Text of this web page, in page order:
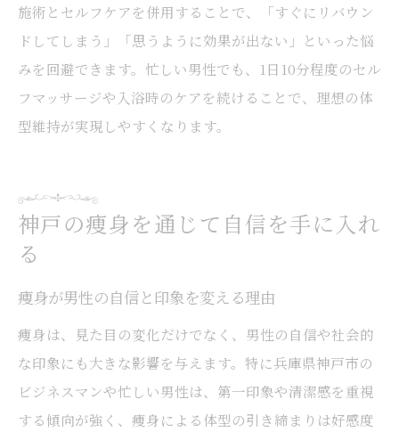
施術とセルフケアを併用することで、「すぐにリバウン
ドしてしまう」「思うように効果が出ない」といった悩
みを回避できます。忙しい男性でも、1日10分程度のセル
フマッサージや入浴時のケアを続けることで、理想の体
型維持が実現しやすくなります。
神戸の痩身を通じて自信を手に入れ
る
痩身が男性の自信と印象を変える理由
痩身は、見た目の変化だけでなく、男性の自信や社会的
な印象にも大きな影響を与えます。特に兵庫県神戸市の
ビジネスマンや忙しい男性は、第一印象や清潔感を重視
する傾向が強く、痩身による体型の引き締まりは好感度